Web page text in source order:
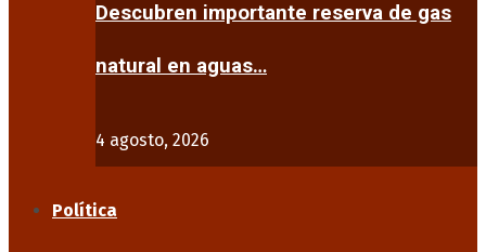
Descubren importante reserva de gas
natural en aguas…
4 agosto, 2026
Política